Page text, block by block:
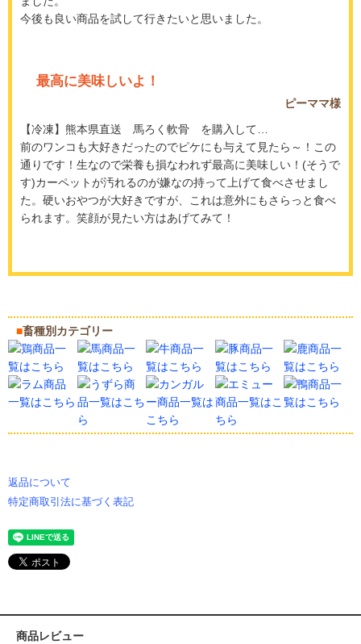
今後も良い商品を試して行きたいと思いました。
最高に美味しいよ！
ピーママ様
【冷凍】熊本県直送 馬ろく軟骨 を購入して…
前のワンコも大好きだったのでピケにも与えて見たら～！この
通りです！生なので栄養も損なわれず最高に美味しい！(そうで
す)カーペットが汚れるのが嫌なの持って上げて食べさせまし
た。硬いおやつが大好きですが、これは意外にもさらっと食べ
られます。笑顔が見たい方はあげてみて！
■畜種別カテゴリー
返品について
特定商取引法に基づく表記
商品レビュー